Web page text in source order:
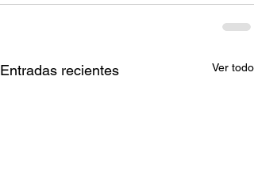
Entradas recientes Ver todo